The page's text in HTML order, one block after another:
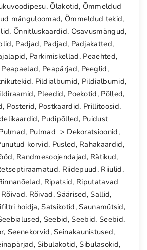
, Õlakotid, Õmmeldud
mänguloomad, Õmmeldud tekid,
, Õnnitluskaardid, Osavusmängud,
, Padjad, Padjad, Padjakatted,
, Parkimiskellad, Peaehted,
Peapaelad, Peapärjad, Peeglid,
, Pildialbumid, Pildialbumid,
, Pleedid, Poekotid, Põlled,
, Posterid, Postkaardid, Prillitoosid,
, Pudipõlled, Puidust
Pulmad, Pulmad > Dekoratsioonid,
korvid, Pusled, Rahakaardid,
, Randmesoojendajad, Rätikud,
, Riidepuud, Riiulid,
, Ripatsid, Riputatavad
Rõivad, Rõivad,Säärised,Sallid,
hoidja,Satsikotid,Saunamütsid,
, Seebid,Seebid, Seebid,
,Seenekorvid,Seinakaunistused,
,Sibulakotid,Sibulasokid,